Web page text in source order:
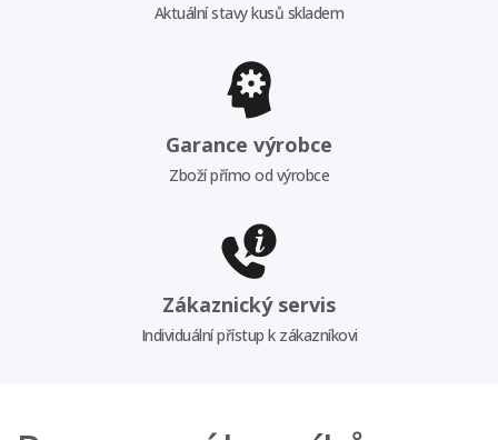
Aktuální stavy kusů skladem
Garance výrobce
Zboží přímo od výrobce
Zákaznický servis
Individuální přístup k zákazníkovi